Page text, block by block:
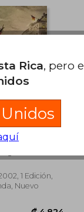
(Penguin
1 Edición,
Nuevo
Rica, pero